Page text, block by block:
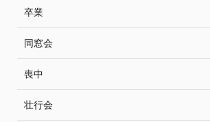
卒業
同窓会
喪中
壮行会